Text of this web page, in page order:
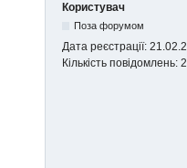
Користувач
Поза форумом
Дата реєстрації:
Кількість повідомлень: